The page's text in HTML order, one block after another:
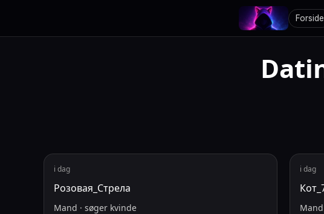
Forside
i dag
Розовая_Стрела
Mand · søger kvinde
i dag
Mand